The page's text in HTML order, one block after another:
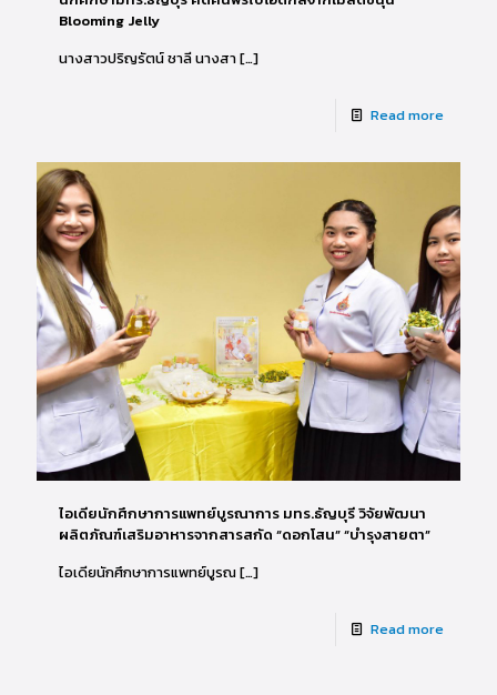
Blooming Jelly
นางสาวปริญรัตน์ ชาลี นางสา[…]
Read more
ไอเดียนักศึกษาการแพทย์บูรณาการ มทร.ธัญบุรี วิจัยพัฒนา
ผลิตภัณฑ์เสริมอาหารจากสารสกัด “ดอกโสน” “บำรุงสายตา”
ไอเดียนักศึกษาการแพทย์บูรณ[…]
Read more